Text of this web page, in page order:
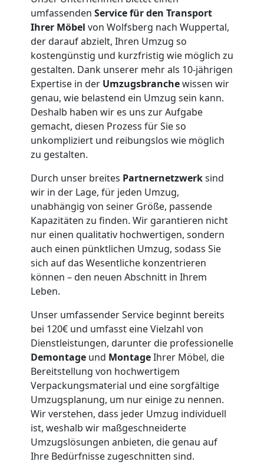
umfassenden Service für den Transport
Ihrer Möbel von Wolfsberg nach Wuppertal,
der darauf abzielt, Ihren Umzug so
kostengünstig und kurzfristig wie möglich zu
gestalten. Dank unserer mehr als 10-jährigen
Expertise in der Umzugsbranchewissen wir
genau, wie belastend ein Umzug sein kann.
Deshalb haben wir es uns zur Aufgabe
gemacht, diesen Prozess für Sie so
unkompliziert und reibungslos wie möglich
zu gestalten.
Durch unser breites Partnernetzwerksind
wir in der Lage, für jeden Umzug,
unabhängig von seiner Größe, passende
Kapazitäten zu finden. Wir garantieren nicht
nur einen qualitativ hochwertigen, sondern
auch einen pünktlichen Umzug, sodass Sie
sich auf das Wesentliche konzentrieren
können – den neuen Abschnitt in Ihrem
Leben.
Unser umfassender Service beginnt bereits
bei 120€ und umfasst eine Vielzahl von
Dienstleistungen, darunter die professionelle
Demontage und MontageIhrer Möbel, die
Bereitstellung von hochwertigem
Verpackungsmaterial und eine sorgfältige
Umzugsplanung, um nur einige zu nennen.
Wir verstehen, dass jeder Umzug individuell
ist, weshalb wir maßgeschneiderte
Umzugslösungen anbieten, die genau auf
Ihre Bedürfnisse zugeschnitten sind.
Umzugshelfer
Wolfsberg
Möbeltaxi
Wolfsberg
Kleintransport
Wolfsberg
Möbelmontage
Wolfsberg